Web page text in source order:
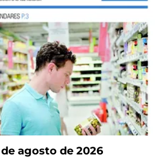
de agosto de 2026